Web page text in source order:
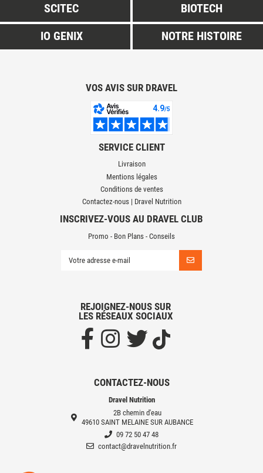
SCITEC
BIOTECH
IO GENIX
NOTRE HISTOIRE
VOS AVIS SUR DRAVEL
SERVICE CLIENT
Livraison
Mentions légales
Conditions de ventes
Contactez-nous | Dravel Nutrition
CONTACTEZ-NOUS
Dravel Nutrition
2B chemin d'eau
49610 SAINT MELAINE SUR AUBANCE
09 72 50 47 48
contact@dravelnutrition.fr
INSCRIVEZ-VOUS AU DRAVEL CLUB
Promo - Bon Plans - Conseils
REJOIGNEZ-NOUS SUR
LES RÉSEAUX SOCIAUX